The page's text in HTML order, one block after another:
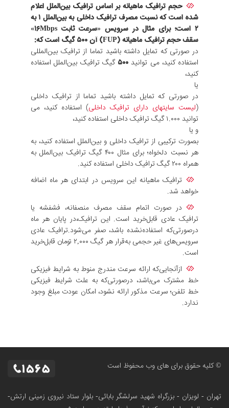
حجم ترافیک ماهیانه بر اساس ترافیک بین‌الملل اعلام
شده است که نسبت مصرف ترافیک داخلی به بین‌الملل ۱ به
۲ است؛ برای مثال در سرویس «سرعت ثابت ۱۶Mbps»
سقف حجم ترافیک ماهیانه (FUP) آن
۵۰۰ گیگ است که:
در صورتی که تمایل داشته باشید تماما از ترافیک بین‌المللی
استفاده کنید، می توانید ۵۰۰ گیگ ترافیک بین‌الملل استفاده
کنید،
یا
در صورتی که تمایل داشته باشید تماما از ترافیک داخلی
(لیست سایتهای دارای ترافیک داخلی) استفاده کنید، می
توانید ۱.۰۰۰ گیگ ترافیک داخلی استفاده کنید،
و یا
بصورت ترکیبی از ترافیک داخلی و بین‌الملل استفاده کنید، به
هر نسبت دلخواه؛ برای مثال ۴۰۰ گیگ ترافیک بین‌الملل به
همراه ۲۰۰ گیگ ترافیک داخلی استفاده کنید.
ترافیک ماهیانه این سرویس در ابتدای هر ماه اضافه
خواهد شد.
در صورت اتمام سقف مصرف منصفانه، فشفشه یا
ترافیک عادی قابل‌خرید است. این ترافیک،در پایان هر ماه
درصورتی‌که استفاده‌نشده باشد، صفر می‌شود.ترافیک عادی
سرویس‌های غیر حجمی به‌قرار هر گیگ ۲,۰۰۰ تومان قابل‌خرید
است.
ازآنجایی‌که ارائه سرعت مندرج منوط به شرایط فیزیکی
خط مشترک می‌باشد، درصورتی‌که به علت شرایط فیزیکی
خط تلفن؛ سرعت مذکور ارائه نشود، امکان عودت مبلغ وجود
ندارد.
© کلیه حقوق برای های وب محفوظ است
تهران - لویزان - بزرگراه شهید سرلشگر بابائی- بلوار ستاد نیروی زمینی ارتش-